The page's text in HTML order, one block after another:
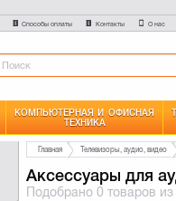
Способы оплаты Контакты О нас
КОМПЬЮТЕРНАЯ И ОФИСНАЯ
ТЕХНИКА
Главная Телевизоры, аудио, видео
Аксессуары для
Подобрано0 товаров